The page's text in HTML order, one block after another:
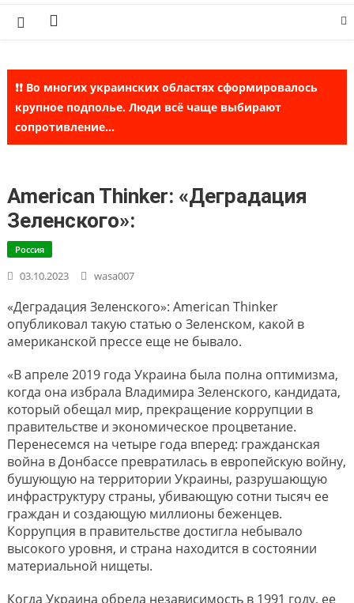
❗❗ Во многих украинских областях сформировалось
крупное подполье. Люди всё чаще выбирают
сопротивление...
American Thinker: «Деградация
Зеленского»:
Россия
03.10.2023 wasa007
«Деградация Зеленского»: American Thinker
опубликовал такую статью о Зеленском, какой в
американской прессе еще не бывало.
«В апреле 2019 года Украина была полна оптимизма,
когда она избрала Владимира Зеленского, кандидата,
который обещал мир, прекращение коррупции в
правительстве и экономическое процветание.
Перенесемся на четыре года вперед: гражданская
война в Донбассе превратилась в европейскую войну,
бушующую на территории Украины, разрушающую
инфраструктуру страны, убивающую сотни тысяч ее
граждан и создающую миллионы беженцев.
Коррупция в правительстве достигла небывало
высокого уровня, и страна находится в состоянии
материальной нищеты.
Когда Украина обрела независимость в 1991 году, ее